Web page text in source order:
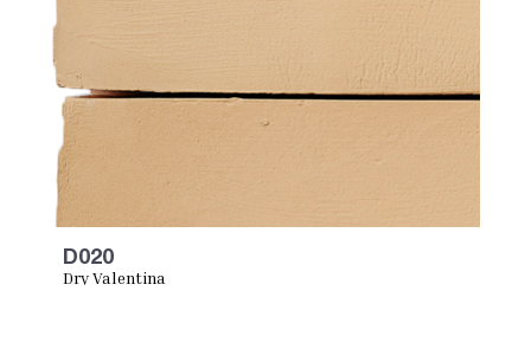
D020
Dry Valentina